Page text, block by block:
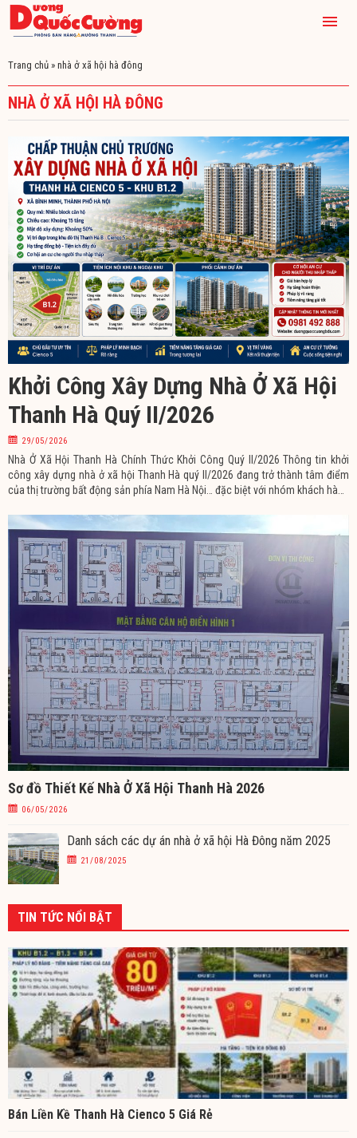
Trang chủ » nhà ở xã hội hà đông
NHÀ Ở XÃ HỘI HÀ ĐÔNG
Khởi Công Xây Dựng Nhà Ở Xã Hội
Thanh Hà Quý II/2026
29/05/2026
Nhà Ở Xã Hội Thanh Hà Chính Thức Khởi Công Quý II/2026 Thông tin khởi
công xây dựng nhà ở xã hội Thanh Hà quý II/2026 đang trở thành tâm điểm
của thị trường bất động sản phía Nam Hà Nội… đặc biệt với nhóm khách hàng
Sơ đồ Thiết Kế Nhà Ở Xã Hội Thanh Hà 2026
06/05/2026
Danh sách các dự án nhà ở xã hội Hà Đông năm 2025
21/08/2025
TIN TỨC NỔI BẬT
Bán Liền Kề Thanh Hà Cienco 5 Giá Rẻ